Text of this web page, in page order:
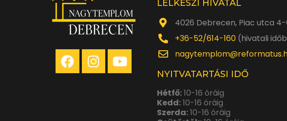
LELKÉSZI HIVATAL
4026 Debrecen, Piac utca 4-
+36-52/614-160 (hivatali
NYITVATARTÁSI IDŐ
Hétfő:10-16 óráig
Kedd:10-16 óráig
Szerda:10-16 óráig